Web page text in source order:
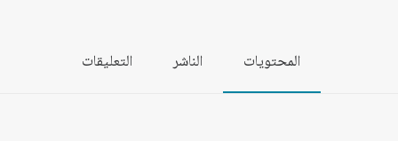
المحتويات الناشر التعليقات